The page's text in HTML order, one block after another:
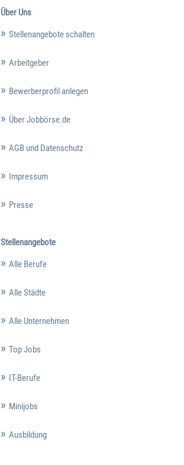
Über Uns
Stellenangebote schalten
Arbeitgeber
Bewerberprofil anlegen
Über Jobbörse.de
AGB und Datenschutz
Impressum
Presse
Stellenangebote
Alle Berufe
Alle Städte
Alle Unternehmen
Top Jobs
IT-Berufe
Minijobs
Ausbildung